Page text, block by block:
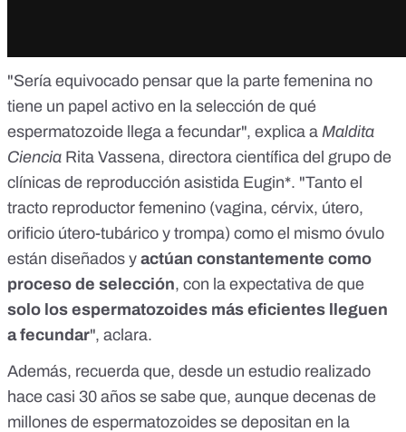
"Sería equivocado pensar que la parte femenina no
tiene un papel activo en la selección de qué
espermatozoide llega a fecundar", explica a Maldita
Ciencia Rita Vassena, directora científica del grupo de
clínicas de reproducción asistida Eugin*. "Tanto el
tracto reproductor femenino (vagina, cérvix, útero,
orificio útero-tubárico y trompa) como el mismo óvulo
están diseñados y actúan constantemente como
proceso de selección, con la expectativa de que
solo los espermatozoides más eficientes lleguen
a fecundar", aclara.
Además, recuerda que, desde un estudio realizado
hace casi 30 años se sabe que, aunque decenas de
millones de espermatozoides se depositan en la